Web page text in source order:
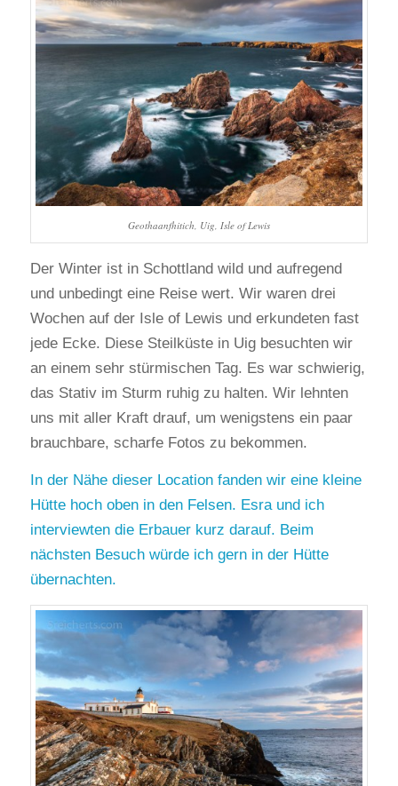
Geothaanfhitich, Uig, Isle of Lewis
Der Winter ist in Schottland wild und aufregend
und unbedingt eine Reise wert. Wir waren drei
Wochen auf der Isle of Lewis und erkundeten fast
jede Ecke. Diese Steilküste in Uig besuchten wir
an einem sehr stürmischen Tag. Es war schwierig,
das Stativ im Sturm ruhig zu halten. Wir lehnten
uns mit aller Kraft drauf, um wenigstens ein paar
brauchbare, scharfe Fotos zu bekommen.
In der Nähe dieser Location fanden wir eine kleine
Hütte hoch oben in den Felsen. Esra und ich
interviewten die Erbauer kurz darauf. Beim
nächsten Besuch würde ich gern in der Hütte
übernachten.